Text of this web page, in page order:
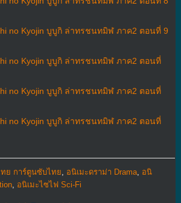
no Kyojin บูบูกิ ล่าทรชนทมิฬ ภาค2 ตอนที่ 9
no Kyojin บูบูกิ ล่าทรชนทมิฬ ภาค2 ตอนที่
no Kyojin บูบูกิ ล่าทรชนทมิฬ ภาค2 ตอนที่
no Kyojin บูบูกิ ล่าทรชนทมิฬ ภาค2 ตอนที่
ย การ์ตูนซับไทย อนิเมะดราม่า Drama, อนิ
, อนิเมะไซไฟ Sci-Fi